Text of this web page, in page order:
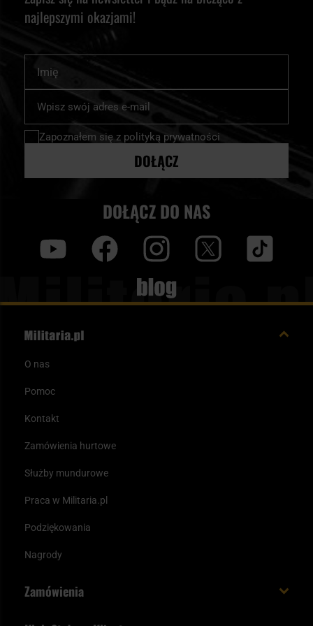
najlepszymi okazjami!
nasz
newsletter:
Zapoznałem się z polityką prywatności
DOŁĄCZ
DOŁĄCZ DO NAS
Blog
O nas
Pomoc
Kontakt
Zamówienia hurtowe
Służby mundurowe
Praca w Militaria.pl
Podziękowania
Nagrody
Zamówienia